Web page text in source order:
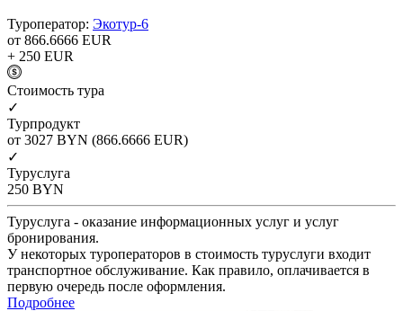
Туроператор: Экотур-6
от 866.6666 EUR
+ 250 EUR
Cтоимость тура
✓
Турпродукт
от 3027 BYN (866.6666 EUR)
✓
Туруслуга
250 BYN
Туруслуга - оказание информационных услуг и услуг
бронирования.
У некоторых туроператоров в стоимость туруслуги входит
транспортное обслуживание. Как правило, оплачивается в
первую очередь после оформления.
Подробнее